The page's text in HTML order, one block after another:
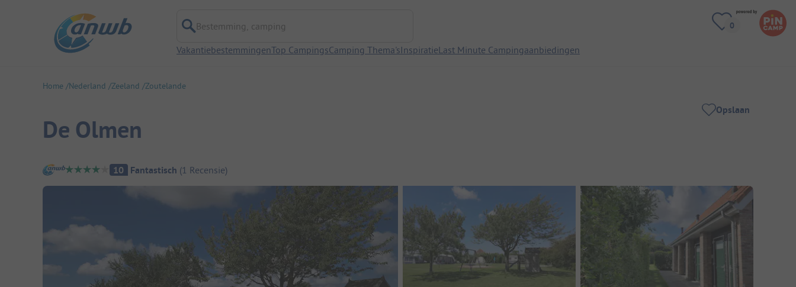
Bestemming, camping
VakantiebestemmingenTop CampingsCamping Thema'sInspiratieLast Minute Campingaanbiedingen
Home Nederland Zeeland Zoutelande
De Olmen
Opslaan
Camping overzicht
10 Fantastisch (1 Recensie)